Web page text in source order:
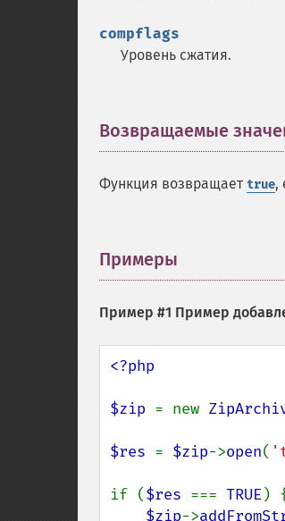
compflags
Уровень сжатия.
Возвращаемые
Функция возвращает true,
Примеры
Пример #1 Пример
<?php
$zip = new
$res = $zip->open(
if ($res === TRUE )
$zip->